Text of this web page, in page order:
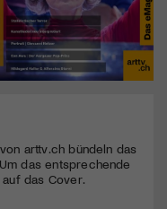
arttv.ch bündeln das
das entsprechende
das Cover.